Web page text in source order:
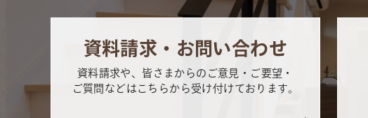
資料請求・お問い合わせ
資料請求や、皆さまからのご意見・ご要望・
ご質問などはこちらから受け付けております。